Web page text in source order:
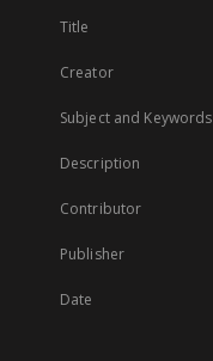
Title
Creator
Subject and Keywords
Description
Contributor
Publisher
Date